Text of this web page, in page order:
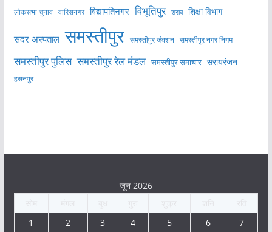
लोकसभा चुनाव वारिसनगर विद्यापतिनगर विभूतिपुर शराब शिक्षा विभाग
सदर अस्पताल समस्तीपुर समस्तीपुर जंक्शन समस्तीपुर नगर निगम
समस्तीपुर पुलिस समस्तीपुर रेल मंडल समस्तीपुर समाचार सरायरंजन
हसनपुर
जून 2026
1
2 3 4 5 6 7